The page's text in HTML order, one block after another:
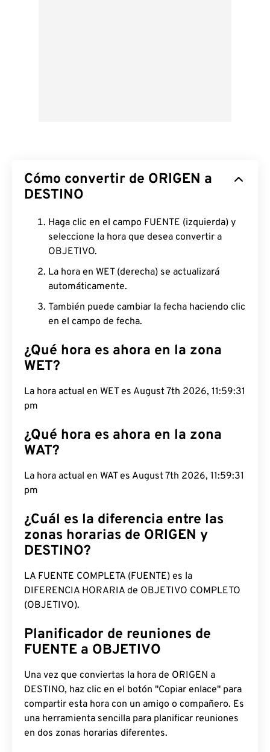
Cómo convertir de ORIGEN a
DESTINO
Haga clic en el campo FUENTE (izquierda) y
seleccione la hora que desea convertir a
OBJETIVO.
La hora en WET (derecha) se actualizará
automáticamente.
También puede cambiar la fecha haciendo clic
en el campo de fecha.
¿Qué hora es ahora en la zona
WET?
La hora actual en WET es August 7th 2026,
11:59:32 pm
¿Qué hora es ahora en la zona
WAT?
La hora actual en WAT es August 7th 2026,
11:59:32 pm
¿Cuál es la diferencia entre las
zonas horarias de ORIGEN y
DESTINO?
LA FUENTE COMPLETA (FUENTE) es la
DIFERENCIA HORARIA de OBJETIVO COMPLETO
(OBJETIVO).
Planificador de reuniones de
FUENTE a OBJETIVO
Una vez que conviertas la hora de ORIGEN a
DESTINO, haz clic en el botón "Copiar enlace" para
compartir esta hora con un amigo o compañero. Es
una herramienta sencilla para planificar reuniones
en dos zonas horarias diferentes.